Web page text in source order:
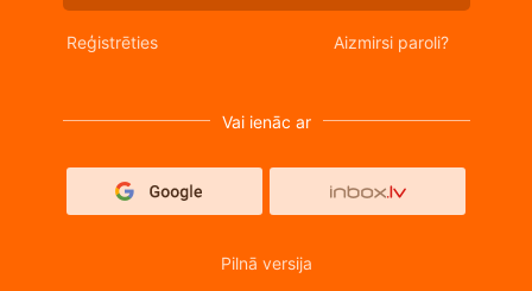
Reģistrēties Aizmirsi paroli?
Vai ienāc ar
Pilnā versija